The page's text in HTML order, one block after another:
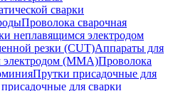
сварки
Проволока сварочная
неплавящимся электродом
резки (CUT)Аппараты для
(MMA)Проволока
Прутки присадочные для
для сварки